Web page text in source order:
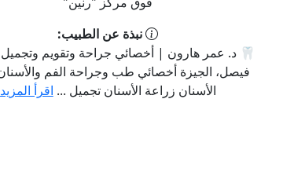
نبذة عن الطبيب:
🦷 د. عمر هارون | أخصائي جراحة وتقويم وتجميل
فيصل، الجيزة أخصائي طب وجراحة الفم
الأسنان زراعة الأسنان تجميل ... اقرأ المزيد